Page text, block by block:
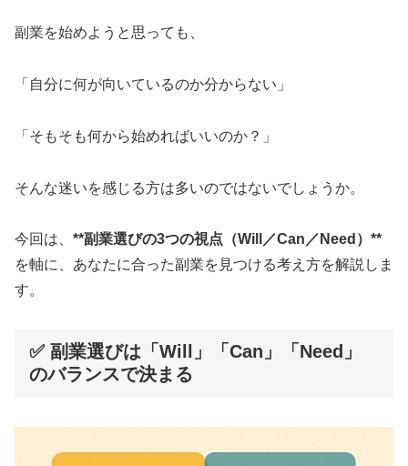
副業を始めようと思っても、
「自分に何が向いているのか分からない」
「そもそも何から始めればいいのか？」
そんな迷いを感じる方は多いのではないでしょうか。
今回は、 **副業選びの3つの視点（Will／Can／Need）**
を軸に、あなたに合った副業を見つける考え方を解説しま
す。
✅ 副業選びは「Will」「Can」「Need」
のバランスで決まる